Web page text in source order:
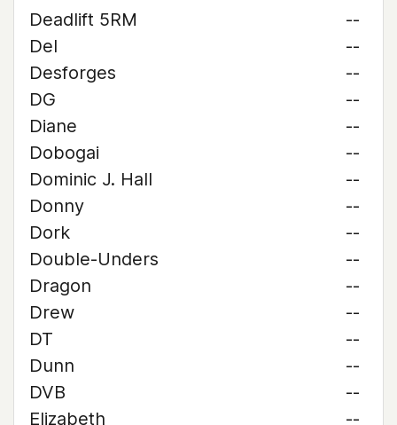
Deadlift 5RM
--
Del
--
Desforges
--
DG
--
Diane
--
Dobogai
--
Dominic J. Hall
--
Donny
--
Dork
--
Double-Unders
--
Dragon
--
Drew
--
DT
--
Dunn
--
DVB
--
Elizabeth
--